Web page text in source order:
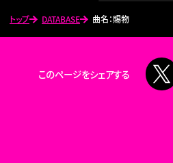
トップ DATABASE 曲名：賜物
このページをシェアする